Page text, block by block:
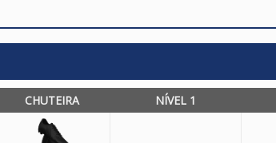
CHUTEIRA NÍVEL 1